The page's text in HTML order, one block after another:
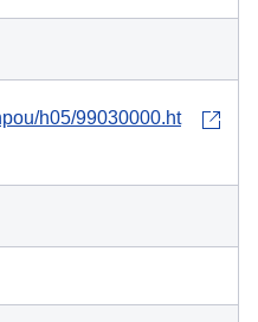
h05/99030000.ht